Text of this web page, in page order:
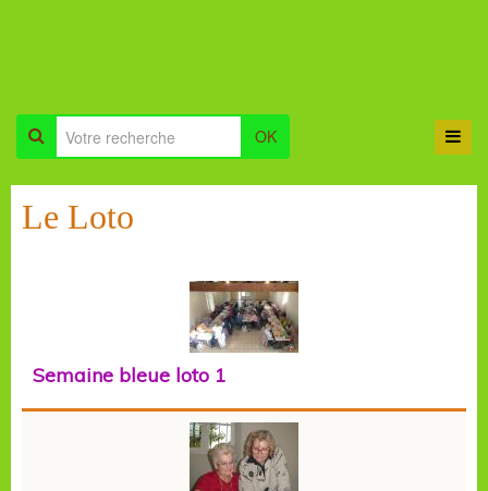
OK
Le Loto
Semaine bleue loto 1